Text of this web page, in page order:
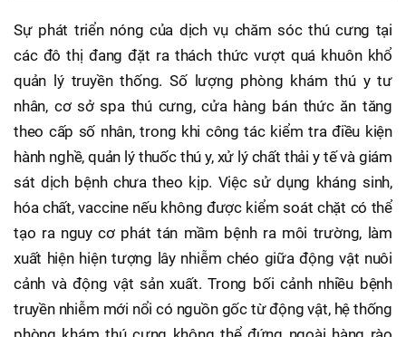
Sự phát triển nóng của dịch vụ chăm sóc thú cưng tại
các đô thị đang đặt ra thách thức vượt quá khuôn khổ
quản lý truyền thống. Số lượng phòng khám thú y tư
nhân, cơ sở spa thú cưng, cửa hàng bán thức ăn tăng
theo cấp số nhân, trong khi công tác kiểm tra điều kiện
hành nghề, quản lý thuốc thú y, xử lý chất thải y tế và giám
sát dịch bệnh chưa theo kịp. Việc sử dụng kháng sinh,
hóa chất, vaccine nếu không được kiểm soát chặt có thể
tạo ra nguy cơ phát tán mầm bệnh ra môi trường, làm
xuất hiện hiện tượng lây nhiễm chéo giữa động vật nuôi
cảnh và động vật sản xuất. Trong bối cảnh nhiều bệnh
truyền nhiễm mới nổi có nguồn gốc từ động vật, hệ thống